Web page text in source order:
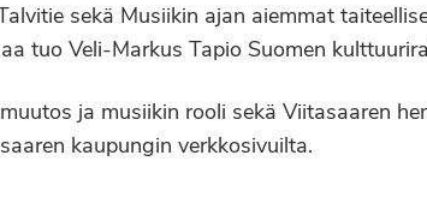
sekä Musiikin ajan aiemmat
tuo Veli-Markus Tapio Suomen
ja musiikin rooli sekä Viitasaaren
kaupungin verkkosivuilta.